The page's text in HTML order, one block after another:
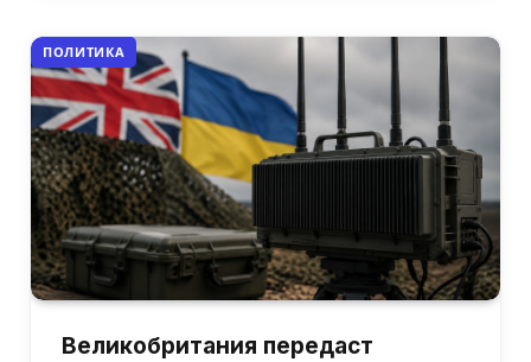
ПОЛИТИКА
Великобритания передаст